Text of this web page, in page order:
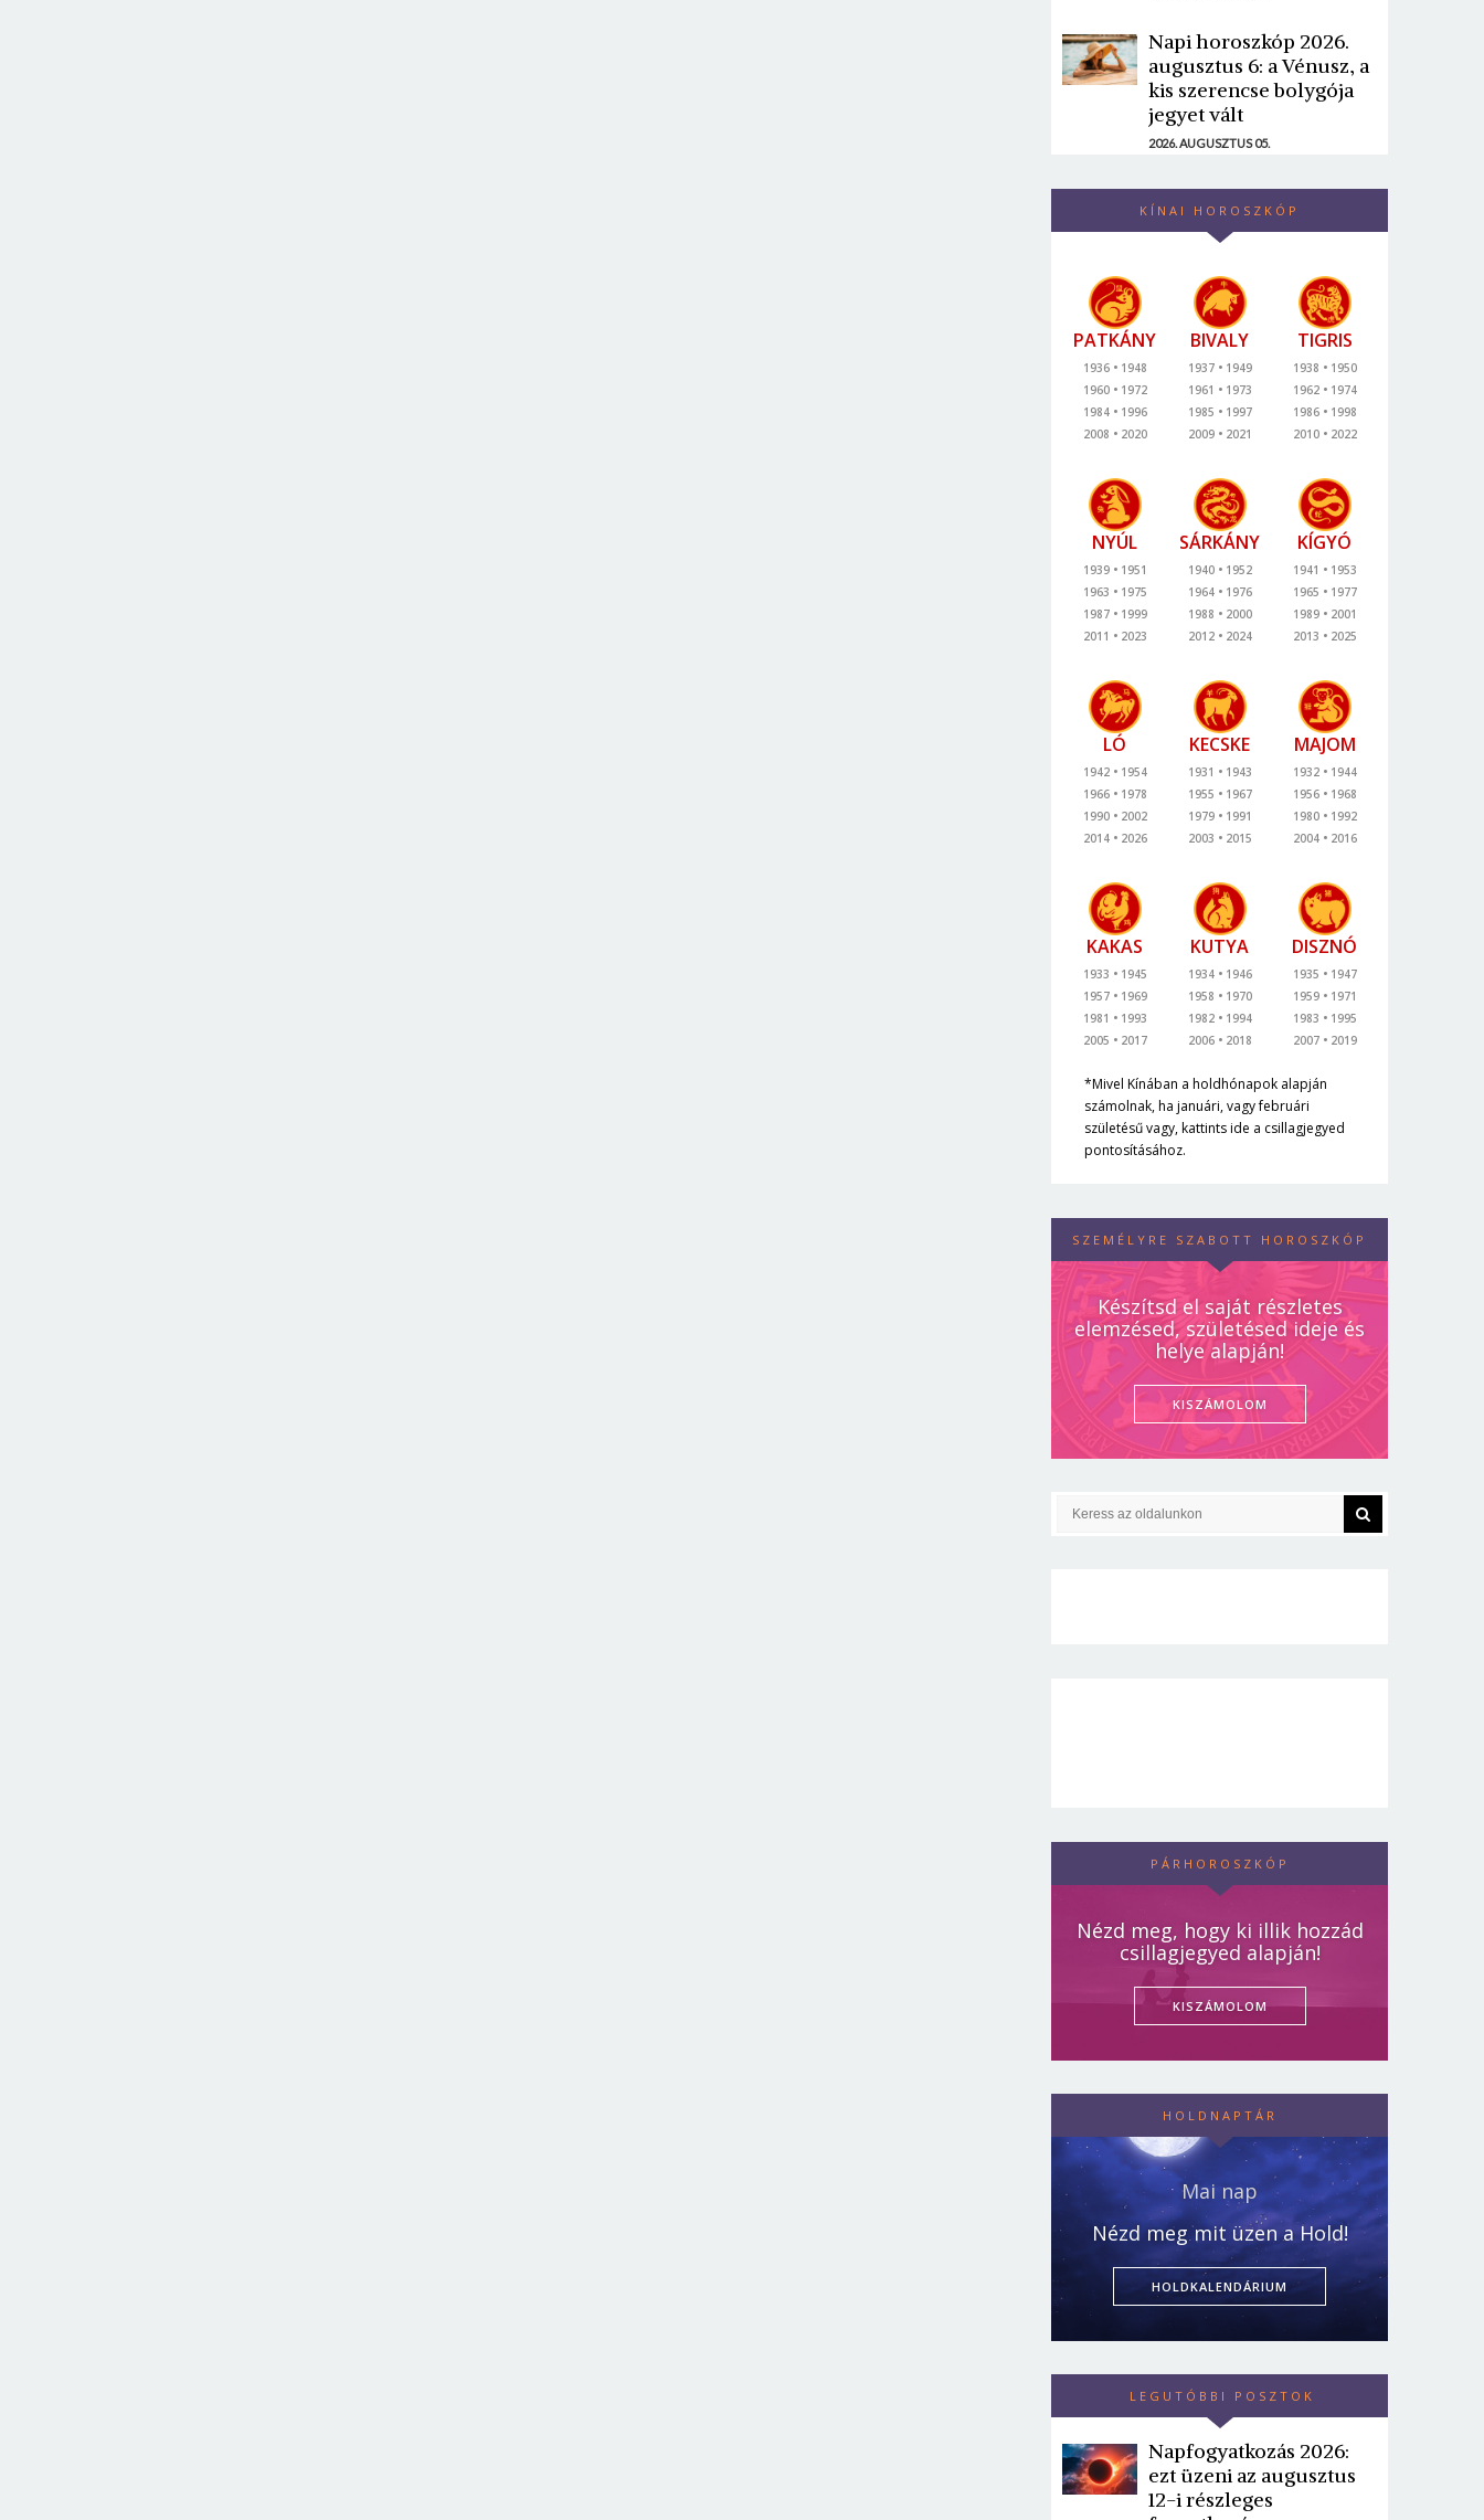
Napi horoszkóp 2026.
augusztus 6: a Vénusz, a
kis szerencse bolygója
jegyet vált
2026. AUGUSZTUS 05.
KÍNAI HOROSZKÓP
PATKÁNY
1936
1948
1960
1972
1984
1996
2008
2020
BIVALY
1937
1949
1961
1973
1985
1997
2009
2021
TIGRIS
1938
1950
1962
1974
1986
1998
2010
2022
NYÚL
1939
1951
1963
1975
1987
1999
2011
2023
SÁRKÁNY
1940
1952
1964
1976
1988
2000
2012
2024
KÍGYÓ
1941
1953
1965
1977
1989
2001
2013
2025
LÓ
1942
1954
1966
1978
1990
2002
2014
2026
KECSKE
1931
1943
1955
1967
1979
1991
2003
2015
MAJOM
1932
1944
1956
1968
1980
1992
2004
2016
KAKAS
1933
1945
1957
1969
1981
1993
2005
2017
KUTYA
1934
1946
1958
1970
1982
1994
2006
2018
DISZNÓ
1935
1947
1959
1971
1983
1995
2007
2019
*Mivel Kínában a holdhónapok alapján
számolnak, ha januári, vagy februári
születésű vagy, kattints ide a csillagjegyed
pontosításához.
SZEMÉLYRE SZABOTT HOROSZKÓP
Készítsd el saját részletes
elemzésed, születésed ideje és
helye alapján!
KISZÁMOLOM
PÁRHOROSZKÓP
Nézd meg, hogy ki illik hozzád
csillagjegyed alapján!
KISZÁMOLOM
HOLDNAPTÁR
Mai nap
Nézd meg mit üzen a Hold!
HOLDKALENDÁRIUM
LEGUTÓBBI POSZTOK
Napfogyatkozás 2026:
ezt üzeni az augusztus
12-i részleges